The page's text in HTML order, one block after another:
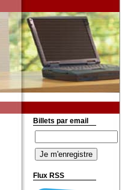
Billets par email
Flux RSS